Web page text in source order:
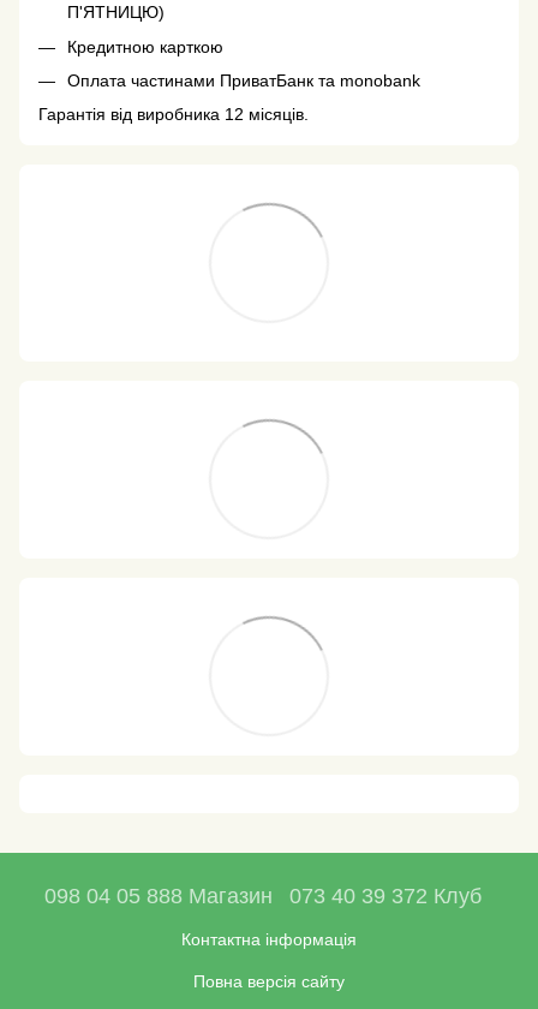
П'ЯТНИЦЮ)
Кредитною карткою
Оплата частинами ПриватБанк та monobank
Гарантія від виробника 12 місяців.
098 04 05 888 Магазин 073 40 39 372 Клуб
Контактна інформація
Повна версія сайту